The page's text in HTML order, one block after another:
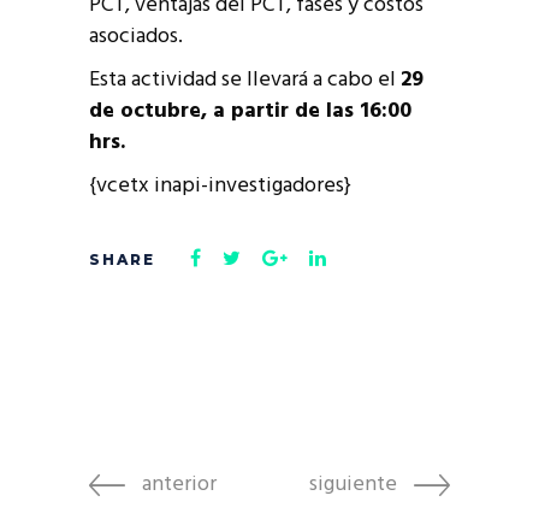
asociados.
Esta actividad se llevará a cabo el 29
de octubre, a partir de las 16:00
hrs.
{vcetx inapi-investigadores}
anterior siguiente